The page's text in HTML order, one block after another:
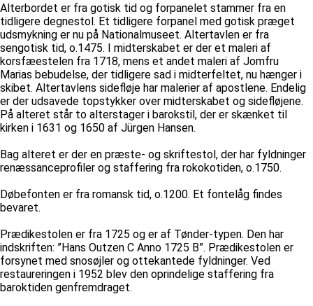
Alterbordet er fra gotisk tid og forpanelet stammer fra en
tidligere degnestol. Et tidligere forpanel med gotisk præget
udsmykning er nu på Nationalmuseet. Altertavlen er fra
sengotisk tid, o.1475. I midterskabet er der et maleri af
korsfæestelen fra 1718, mens et andet maleri af Jomfru
Marias bebudelse, der tidligere sad i midterfeltet, nu hænger i
skibet. Altertavlens sidefløje har malerier af apostlene. Endelig
er der udsavede topstykker over midterskabet og sidefløjene.
På alteret står to alterstager i barokstil, der er skænket til
kirken i 1631 og 1650 af Jürgen Hansen.
Bag alteret er der en præste- og skriftestol, der har fyldninger
renæssanceprofiler og staffering fra rokokotiden, o.1750.
Døbefonten er fra romansk tid, o.1200. Et fontelåg findes
bevaret.
Prædikestolen er fra 1725 og er af Tønder-typen. Den har
indskriften: ”Hans Outzen C Anno 1725 B”. Prædikestolen er
forsynet med snosøjler og ottekantede fyldninger. Ved
restaureringen i 1952 blev den oprindelige staffering fra
baroktiden genfremdraget.